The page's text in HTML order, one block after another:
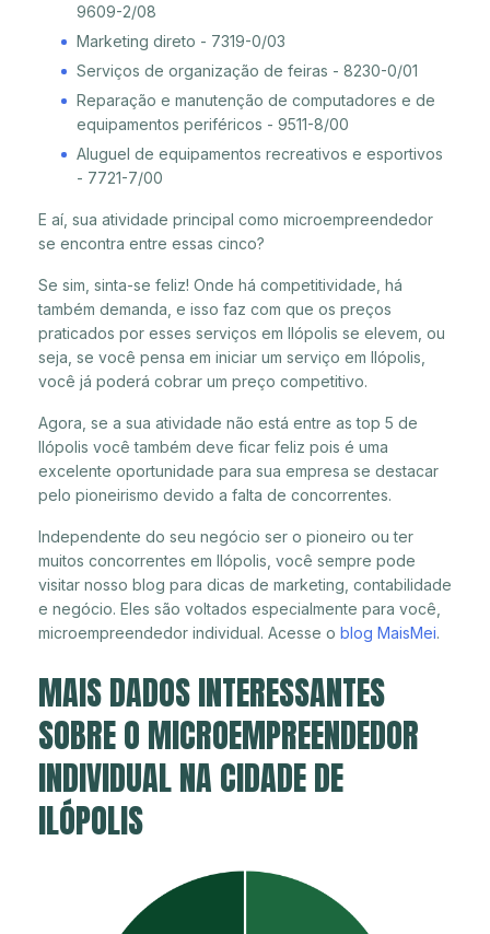
9609-2/08
Marketing direto - 7319-0/03
Serviços de organização de feiras - 8230-0/01
Reparação e manutenção de computadores e de
equipamentos periféricos - 9511-8/00
Aluguel de equipamentos recreativos e esportivos
- 7721-7/00
E aí, sua atividade principal como microempreendedor
se encontra entre essas cinco?
Se sim, sinta-se feliz! Onde há competitividade, há
também demanda, e isso faz com que os preços
praticados por esses serviços em Ilópolis se elevem, ou
seja, se você pensa em iniciar um serviço em Ilópolis,
você já poderá cobrar um preço competitivo.
Agora, se a sua atividade não está entre as top 5 de
Ilópolis você também deve ficar feliz pois é uma
excelente oportunidade para sua empresa se destacar
pelo pioneirismo devido a falta de concorrentes.
Independente do seu negócio ser o pioneiro ou ter
muitos concorrentes em Ilópolis, você sempre pode
visitar nosso blog para dicas de marketing, contabilidade
e negócio. Eles são voltados especialmente para você,
microempreendedor individual. Acesse o blog MaisMei.
MAIS DADOS INTERESSANTES
SOBRE O MICROEMPREENDEDOR
INDIVIDUAL NA CIDADE DE
ILÓPOLIS